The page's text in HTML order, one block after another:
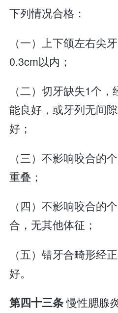
下列情况合格：
（一）上下颌左右尖
0.3cm以内；
（二）切牙缺失1个
能良好，或牙列无间
好；
（三）不影响咬合的
重叠；
（四）不影响咬合的
合，无其他体征；
（五）错牙合畸形经
好。
第四十三条慢性腮腺